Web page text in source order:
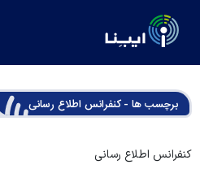
برچسب ها - کنفرانس اطلاع رسانی
کنفرانس اطلاع رسانی